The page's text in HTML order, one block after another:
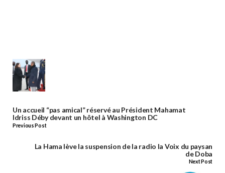
Un accueil “pas amical” réservé au Président Mahamat
Idriss Déby devant un hôtel à Washington DC
Previous Post
La Hama lève la suspension de la radio la Voix du paysan
de Doba
Next Post